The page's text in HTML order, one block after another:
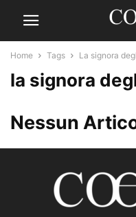
Home Tags La signora
la signora
Nessun